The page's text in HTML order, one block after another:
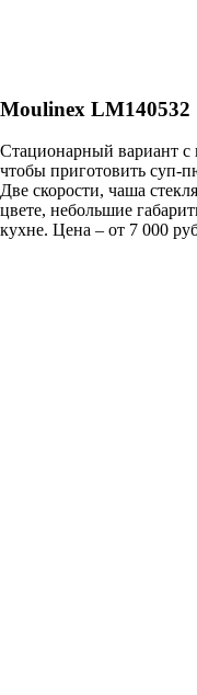
Moulinex LM140532
Стационарный вариант
чтобы приготовить суп-
Две скорости, чаша
цвете, небольшие
кухне. Цена – от 7 000